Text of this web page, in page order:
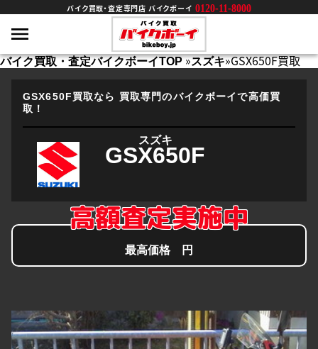
バイク買取・査定専門店 バイクボーイ 0120-11-8000
バイク買取・査定バイクボーイTOP»スズキ»GSX650F買取
GSX650F買取なら 買取専門のバイクボーイで高価買
取！
スズキ
GSX650F
高額査定実施中
最高価格 円